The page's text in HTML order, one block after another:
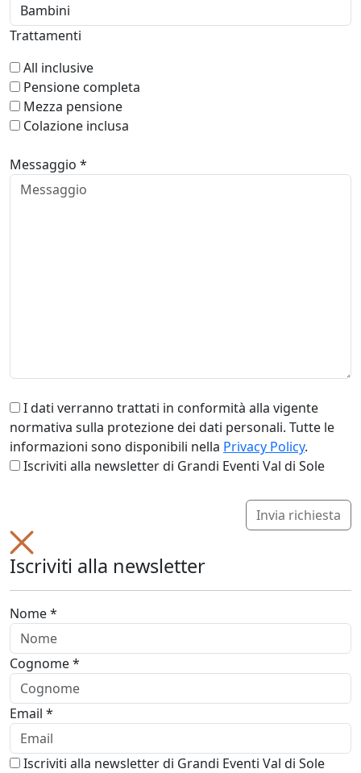
Trattamenti
All inclusive
Pensione completa
Mezza pensione
Colazione inclusa
Messaggio *
I dati verranno trattati in conformità alla vigente
normativa sulla protezione dei dati personali. Tutte le
informazioni sono disponibili nella Privacy Policy.
Iscriviti alla newsletter di Grandi Eventi Val di Sole
Invia richiesta
Iscriviti alla newsletter
Nome *
Cognome *
Email *
Iscriviti alla newsletter di Grandi Eventi Val di Sole